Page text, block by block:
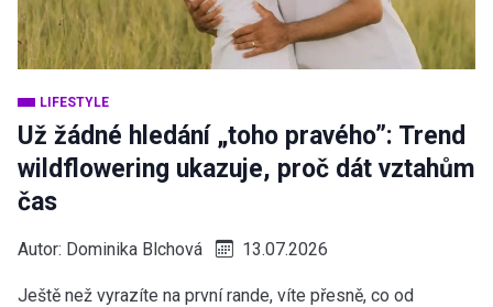
LIFESTYLE
Už žádné hledání „toho pravého”: Trend
wildflowering ukazuje, proč dát vztahům
čas
Autor: Dominika Blchová 13.07.2026
Ještě než vyrazíte na první rande, víte přesně, co od